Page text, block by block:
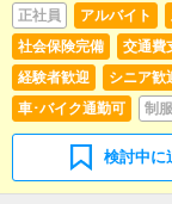
正社員 アルバイト
社会保険完備
交通費
経験者歓迎
シニア歓
車･バイク通勤可
制
検討中に